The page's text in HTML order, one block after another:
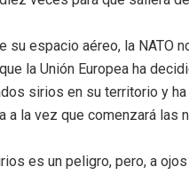
espacio aéreo, la NATO
la Unión Europea ha
sirios en su territorio y
a la vez que comenzará las
es un peligro, pero, a ojos